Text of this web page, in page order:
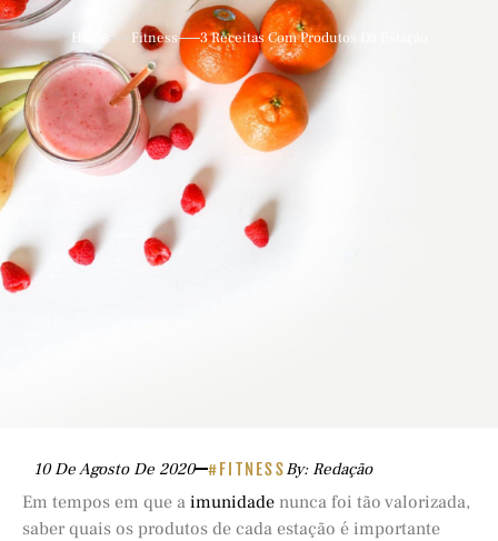
Fitness 3 Receitas Com Produtos Da Estação
10 De Agosto De 2020 #FITNESSBy: Redação
Em tempos em que a imunidade nunca foi tão valorizada,
saber quais os produtos de cada estação é importante